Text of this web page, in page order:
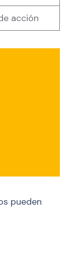
acción
pueden